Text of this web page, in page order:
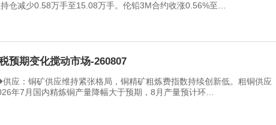
仓减少0.58万手至15.08万手。伦铅3M合约收涨0.56%至…
预期变化搅动市场-260807
铜矿供应维持紧张格局，铜精矿粗炼费指数持续创新低。粗铜供应
年7月国内精炼铜产量降幅大于预期，8月产量预计环…